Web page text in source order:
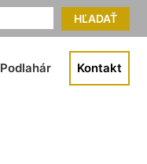
HĽADAŤ
Podlahár Kontakt